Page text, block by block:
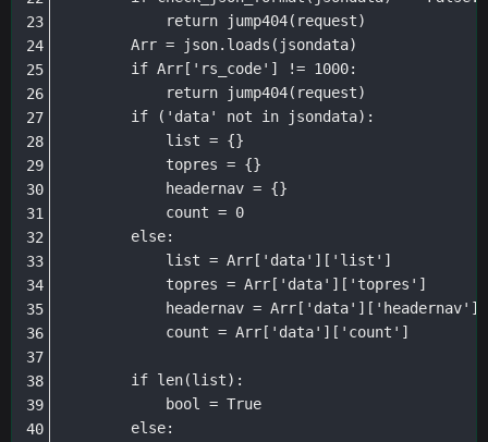
return jump404(request)
Arr = json.loads(jsondata)
if Arr['rs_code'] != 1000:
return jump404(request)
if ('data' not in jsondata):
list = {}
topres = {}
headernav = {}
count = 0
else:
list = Arr['data']['list']
topres = Arr['data']['topres']
headernav = Arr['data']['headernav']
count = Arr['data']['count']
if len(list):
bool = True
else: